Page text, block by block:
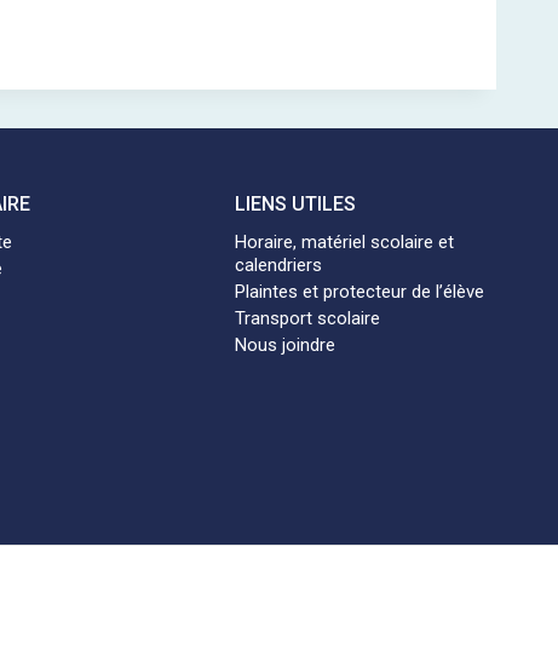
LIENS UTILES
Horaire, matériel scolaire et
calendriers
Plaintes et protecteur de l’élève
Transport scolaire
Nous joindre